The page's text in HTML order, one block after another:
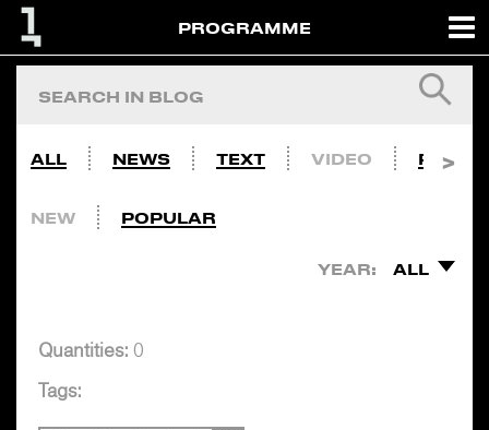
PROGRAMME
ALL NEWS TEXT VIDEO PHOTO
NEW POPULAR
YEAR: ALL
Quantities: 0
Tags: